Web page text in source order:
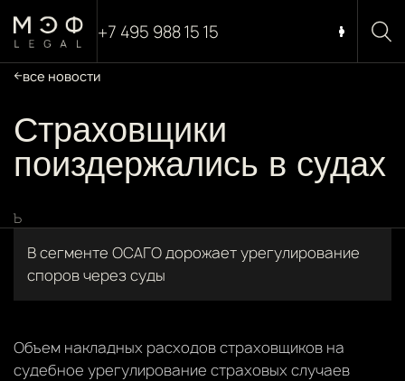
+7 495 988 15 15
все новости
Страховщики
поиздержались в судах
Ъ
В сегменте ОСАГО дорожает урегулирование
споров через суды
Объем накладных расходов страховщиков на
судебное урегулирование страховых случаев